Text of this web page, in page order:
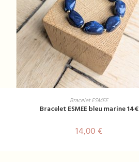
AJOUTER AU PANIER
Bracelet ESMEE
Bracelet ESMEE bleu marine 14€
14,00 €